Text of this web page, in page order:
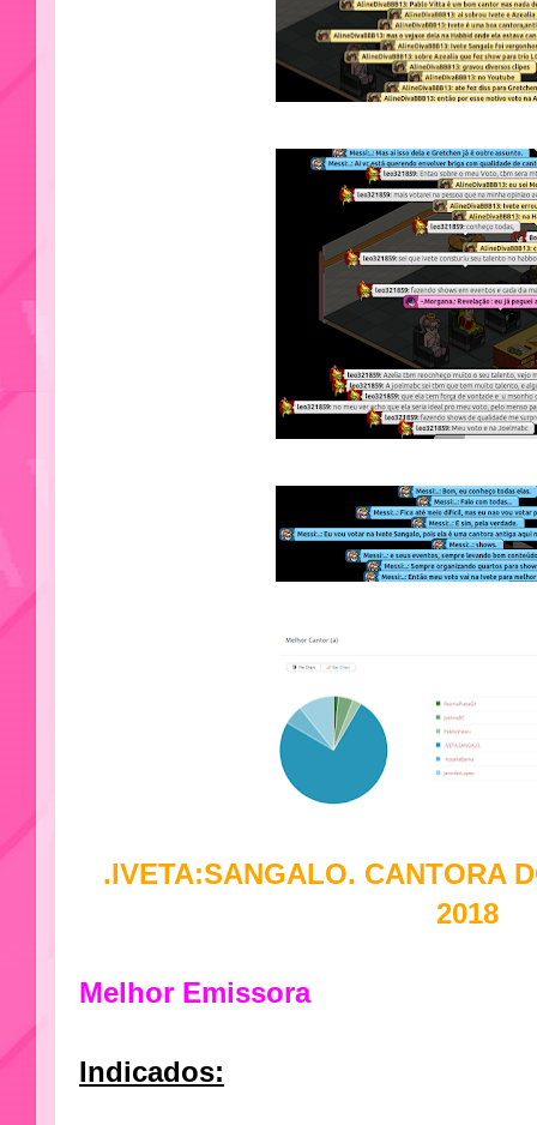
.IVETA:SANGALO. CANTORA
2018
Melhor Emissora
Indicados: